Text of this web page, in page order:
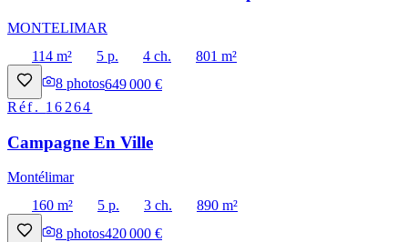
MONTELIMAR
114 m²
5 p. 4 ch.
801 m²
8 photos649 000 €
Réf. 16264
Campagne En Ville
Montélimar
160 m²
5 p. 3 ch.
890 m²
8 photos420 000 €